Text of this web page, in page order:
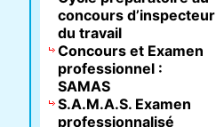
concours d’inspecteur
du travail
Concours et Examen
professionnel :
SAMAS
S.A.M.A.S. Examen
professionnalisé